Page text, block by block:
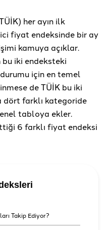
her ayın ilk
fiyat endeksinde bir ay
kamuya açıklar.
iki endeksteki
için en temel
de TÜİK bu iki
dört farklı kategoride
tabloya ekler.
6 farklı fiyat endeksi
Takip Ediyor?